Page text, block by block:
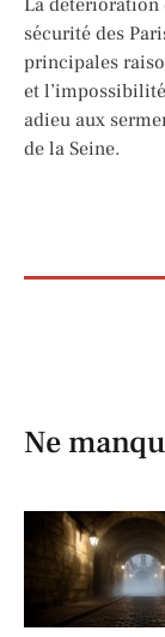
La
sécurité des
principales
et
adieu aux
de la Seine.
Ne